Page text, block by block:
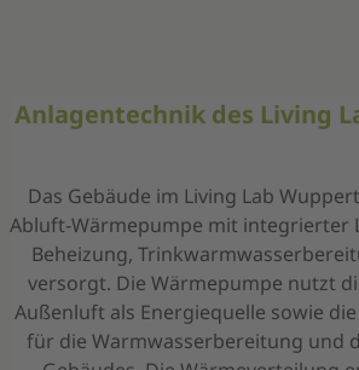
Anlagentechnik des Living
Das Gebäude im Living Lab
Abluft-Wärmepumpe mit integrierter
Beheizung,
versorgt. Die Wärmepumpe nutzt
Außenluft als Energiequelle sowie
für die Warmwasserbereitung und